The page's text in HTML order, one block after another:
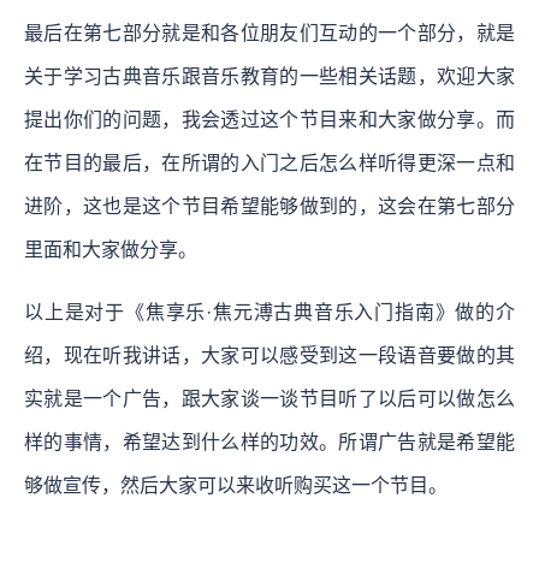
最后在第七部分就是和各位朋友们互动的一个部分，就是
关于学习古典音乐跟音乐教育的一些相关话题，欢迎大家
提出你们的问题，我会透过这个节目来和大家做分享。而
在节目的最后，在所谓的入门之后怎么样听得更深一点和
进阶，这也是这个节目希望能够做到的，这会在第七部分
里面和大家做分享。
以上是对于《焦享乐·焦元溥古典音乐入门指南》做的介
绍，现在听我讲话，大家可以感受到这一段语音要做的其
实就是一个广告，跟大家谈一谈节目听了以后可以做怎么
样的事情，希望达到什么样的功效。所谓广告就是希望能
够做宣传，然后大家可以来收听购买这一个节目。